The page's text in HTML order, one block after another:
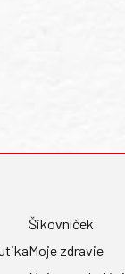
Šikovníček
Moje zdravie